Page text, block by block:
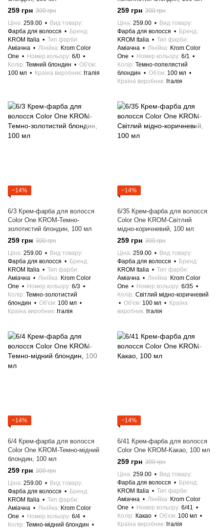
259 грн 300 грн
Ціна 259.00
Вид товару
Фарба для волосся
Бренд
KROM Italia
Тип фарби
Аміачна
Лінійка Krom Color
One
Номер кольору 6/0
Колір Темний блондин
Об'єм
100 мл
Країна виробник Італія
259 грн 300 грн
Ціна 259.00
Вид товару
Фарба для волосся
Бренд
KROM Italia
Тип фарби
Аміачна
Лінійка Krom Color
One
Номер кольору 6/1
Колір Темно-попелястий
блондин
Об'єм 100 мл
Країна виробник
Італія
−14%
6/3 Крем-фарба для волосся
Color One KROM-Темно-
золотистий блондин, 100 мл
259 грн 300 грн
Ціна 259.00
Вид товару
Фарба для волосся
Бренд
KROM Italia
Тип фарби
Аміачна
Лінійка Krom Color
One
Номер кольору 6/3
Колір Темно-золотистий
блондин
Об'єм 100 мл
Країна виробник
Італія
−14%
6/35 Крем-фарба для волосся
Color One KROM-Світлий
мідно-коричневий, 100 мл
259 грн 300 грн
Ціна 259.00
Вид товару
Фарба для волосся
Бренд
KROM Italia
Тип фарби
Аміачна
Лінійка Krom Color
One
Номер кольору 6/35
Колір Світлий мідно-коричневий
Об'єм 100 мл
Країна
виробник
Італія
−14%
6/4 Крем-фарба для волосся
Color One KROM-Темно-мідний
блондин, 100 мл
259 грн 300 грн
Ціна 259.00
Вид товару
Фарба для волосся
Бренд
KROM Italia
Тип фарби
Аміачна
Лінійка Krom Color
One
Номер кольору 6/4
Колір Темно-мідний блондин
−14%
6/41 Крем-фарба для волосся
Color One KROM-Какао, 100 мл
259 грн 300 грн
Ціна 259.00
Вид товару
Фарба для волосся
Бренд
KROM Italia
Тип фарби
Аміачна
Лінійка Krom Color
One
Номер кольору 6/41
Колір
Какао Об'єм 100 мл
Країна виробник
Італія